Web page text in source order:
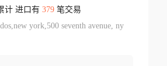
计 进口有 379笔交易
york,500 seventh avenue, ny